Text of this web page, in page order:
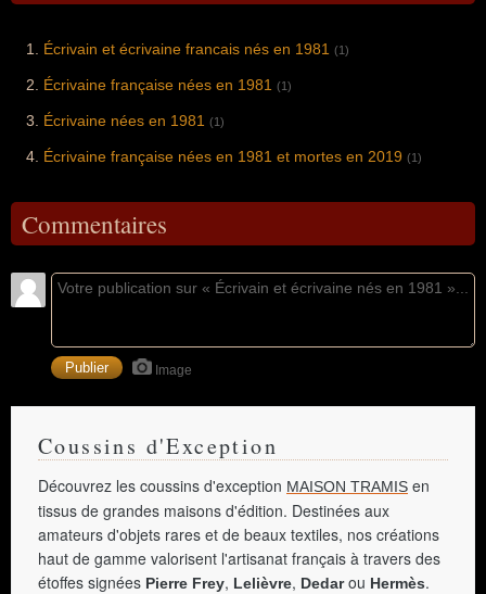
Écrivain et écrivaine francais nés en 1981 (1)
Écrivaine française nées en 1981 (1)
Écrivaine nées en 1981 (1)
Écrivaine française nées en 1981 et mortes en 2019 (1)
Commentaires
Image
Coussins d'Exception
Découvrez les coussins d'exception MAISON TRAMIS en
tissus de grandes maisons d'édition. Destinées aux
amateurs d'objets rares et de beaux textiles, nos créations
haut de gamme valorisent l'artisanat français à travers des
étoffes signées Pierre Frey, Lelièvre, Dedarou Hermès.